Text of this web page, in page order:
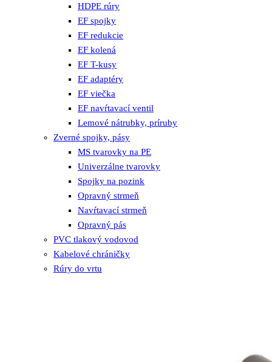
HDPE rúry
EF spojky
EF redukcie
EF kolená
EF T-kusy
EF adaptéry
EF viečka
EF navŕtavací ventil
Lemové nátrubky, príruby
Zverné spojky, pásy
MS tvarovky na PE
Univerzálne tvarovky
Spojky na pozink
Opravný strmeň
Navŕtavací strmeň
Opravný pás
PVC tlakový vodovod
Kabelové chráničky
Rúry do vrtu